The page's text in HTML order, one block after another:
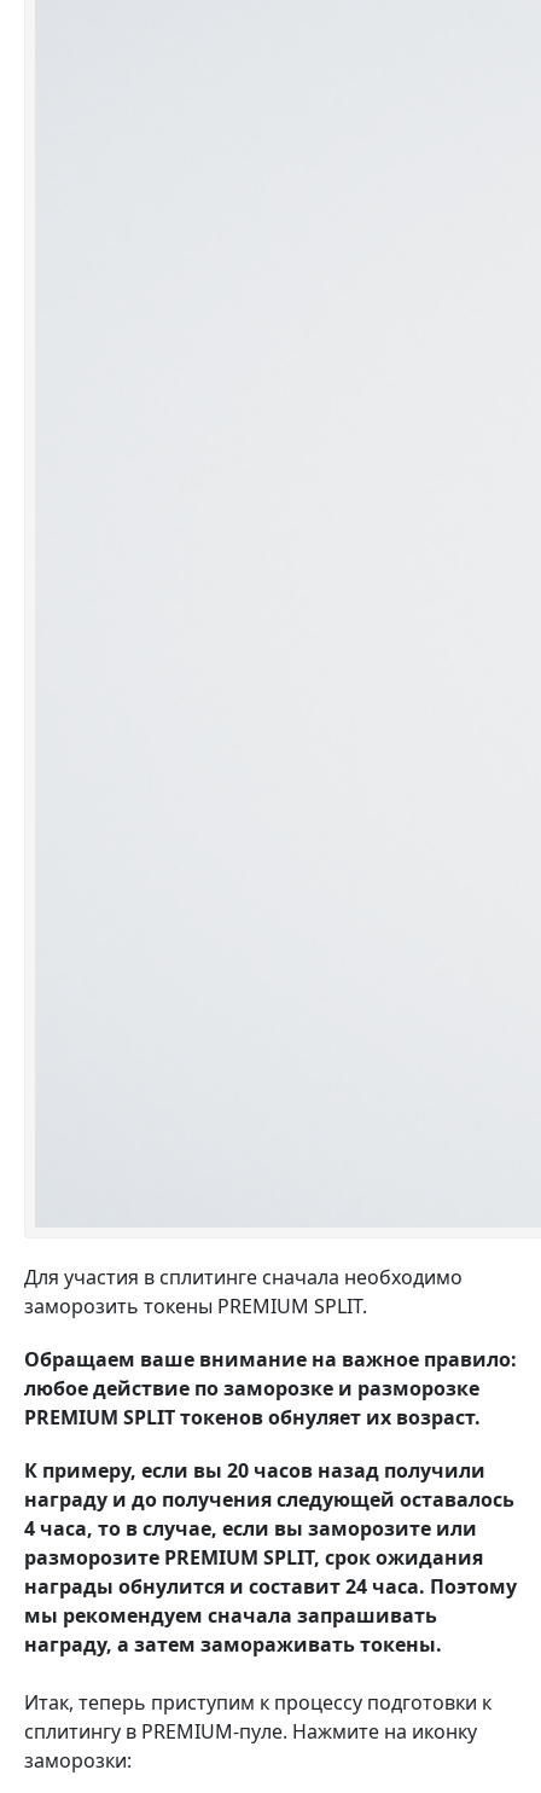
Для участия в сплитинге сначала необходимо
заморозить токены PREMIUM SPLIT.
Обращаем ваше внимание на важное правило:
любое действие по заморозке и разморозке
PREMIUM SPLIT токенов обнуляет их возраст.
К примеру, если вы 20 часов назад получили
награду и до получения следующей оставалось
4 часа, то в случае, если вы заморозите или
разморозите PREMIUM SPLIT, срок ожидания
награды обнулится и составит 24 часа. Поэтому
мы рекомендуем сначала запрашивать
награду, а затем замораживать токены.
Итак, теперь приступим к процессу подготовки к
сплитингу в PREMIUM-пуле. Нажмите на иконку
заморозки: